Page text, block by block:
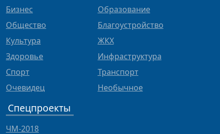
Бизнес
Общество
Культура
Здоровье
Спорт
Очевидец
Образование
Благоустройство
ЖКХ
Инфраструктура
Транспорт
Необычное
Спецпроекты
ЧМ-2018